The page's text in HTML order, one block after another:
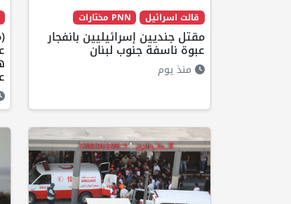
قالت اسرائيل PNN مختارات
مقتل جنديين إسرائيليين بانفجار
عبوة ناسفة جنوب لبنان
منذ يوم